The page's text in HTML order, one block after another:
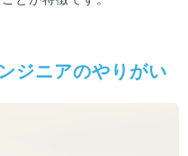
ジニアのやりがい